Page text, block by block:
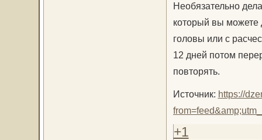
Необязательно
который вы
головы или с
12 дней потом
повторять.
Источник: https://
+1